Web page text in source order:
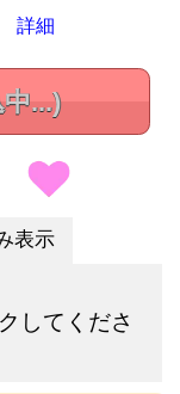
詳細
...)
表示
してくださ